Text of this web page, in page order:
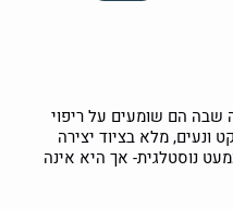
שבה הם שומעים על ריפוי
ונעים, מלא בציוד יצירה
נוסטלגית- אך היא אינה